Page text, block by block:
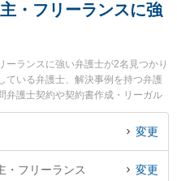
・フリーランスに強
ランスに強い弁護士が2名見つかり
ている弁護士、解決事例を持つ弁護
弁護士契約や契約書作成・リーガル
細かな分野での絞り込み検索もでき
事務所 新札幌駅前オフィスの渡辺 麻
ぐに弁護士に相談したい』『個人事
変更
・フリーランス 変更